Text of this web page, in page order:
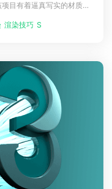
目有着逼真写实的材质和
是收集参考资料。这里建议
渲染技巧